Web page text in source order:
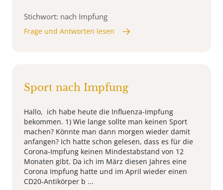
Stichwort: nach Impfung
Frage und Antworten lesen
Sport nach Impfung
Hallo, ich habe heute die Influenza-Impfung
bekommen. 1) Wie lange sollte man keinen Sport
machen? Könnte man dann morgen wieder damit
anfangen? Ich hatte schon gelesen, dass es für die
Corona-Impfung keinen Mindestabstand von 12
Monaten gibt. Da ich im März diesen Jahres eine
Corona Impfung hatte und im April wieder einen
CD20-Antikörper b ...